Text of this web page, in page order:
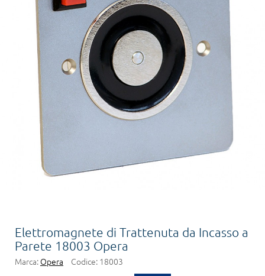
Elettromagnete di Trattenuta da Incasso a
Parete 18003 Opera
Marca: Opera Codice: 18003